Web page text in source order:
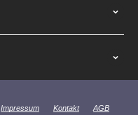
Impressum Kontakt AGB